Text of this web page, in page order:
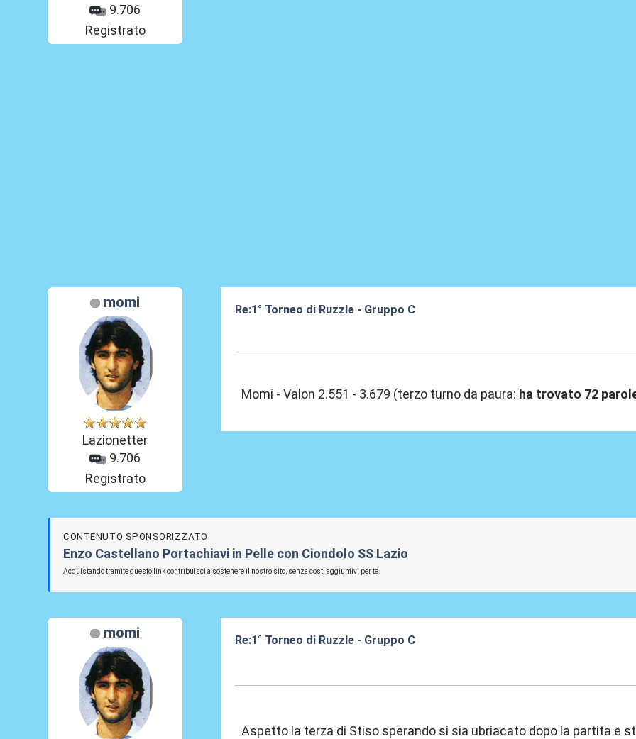
9.706
Registrato
momi
Lazionetter
9.706
Registrato
Re:1° Torneo di Ruzzle - Gruppo C
Momi - Valon 2.551 - 3.679 (terzo turno da paura: ha trovato 72
CONTENUTO SPONSORIZZATO
Enzo Castellano Portachiavi in Pelle con Ciondolo SS Lazio
Acquistando tramite questo link contribuisci a sostenere il nostro sito, senza costi aggiuntivi per te.
momi
Re:1° Torneo di Ruzzle - Gruppo C
Aspetto la terza di Stiso sperando si sia ubriacato dopo la partita e